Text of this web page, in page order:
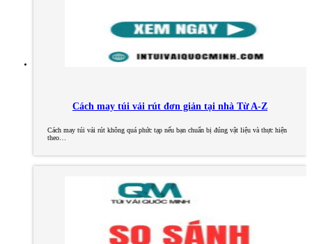
Cách may túi vải rút đơn giản tại nhà Từ A-Z
Cách may túi vải rút không quá phức tạp nếu bạn chuẩn bị đúng vật liệu và thực hiện
theo…